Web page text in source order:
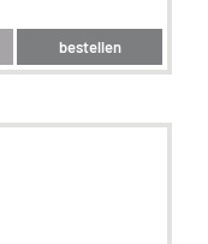
bestellen